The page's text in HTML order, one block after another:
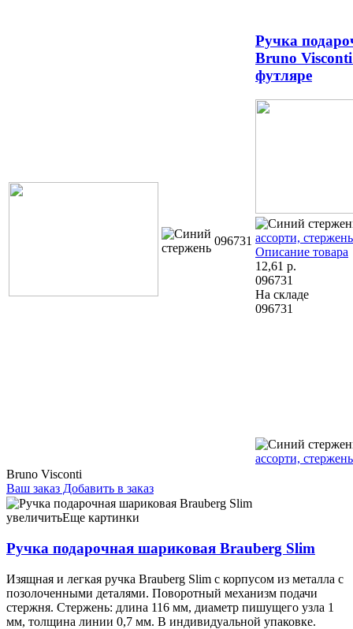
096731
Ручка
Bruno
футляре
ассорти,
Описание товара
12,61 р.
096731
На складе
096731
ассорти,
Bruno Visconti
Ваш заказ Добавить в заказ
Ручка подарочная шариковая Brauberg Slim корпус бордовый с
золотистыми деталями, стержень синий 10,04 082329
увеличитьЕще картинки
Ручка подарочная шариковая Brauberg Slim
Изящная и легкая ручка Brauberg Slim с корпусом из металла с
позолоченными деталями. Поворотный механизм подачи
стержня. Стержень: длина 116 мм, диаметр пишущего узла 1
мм, толщина линии 0,7 мм. В индивидуальной упаковке.